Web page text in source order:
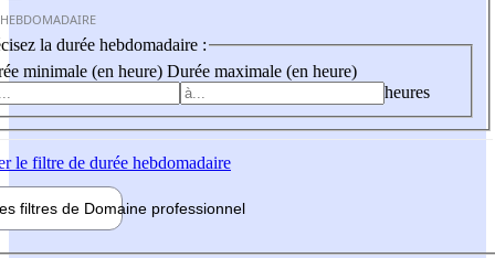
la durée hebdomadaire :
minimale (en heure) Durée maximale (en heure)
heures
le filtre de durée hebdomadaire
filtres de Domaine professionnel